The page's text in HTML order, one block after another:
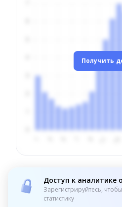
Получить
Доступ к аналитике
Зарегистрируйтесь,
статистику